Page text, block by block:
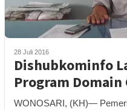
28 Juli 2016
Dishubkominfo
Program Domain
WONOSARI, (KH)—